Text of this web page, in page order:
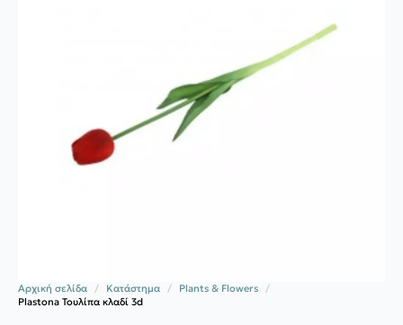
Αρχική σελίδα Κατάστημα
Plants & Flowers
Plastona Τουλίπα κλαδί 3d